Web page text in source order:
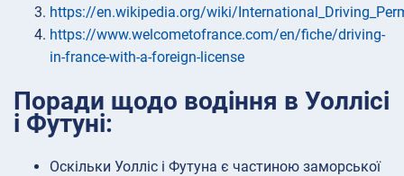
https://en.wikipedia.org/wiki/
https://www.welcometofrance.com/en/fiche/driving-
in-france-with-a-foreign-license
Поради щодо водіння в Уоллісі
і Футуні:
Оскільки Уолліс і Футуна є частиною заморської